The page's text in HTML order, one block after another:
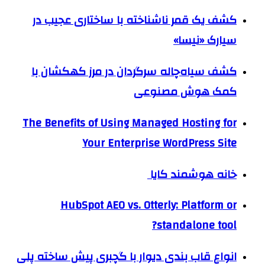
کشف یک قمر ناشناخته با ساختاری عجیب در
سیارک «نیسا»
کشف سیاه‌چاله سرگردان در مرز کهکشان با
کمک هوش مصنوعی
The Benefits of Using Managed Hosting for
Your Enterprise WordPress Site
خانه هوشمند کایا
HubSpot AEO vs. Otterly: Platform or
standalone tool?
انواع قاب بندی دیوار با گچبری پیش ساخته پلی